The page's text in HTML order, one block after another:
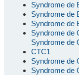
Syndrome de
Syndrome de
Syndrome de
Syndrome de
Syndrome de
CTC1
Syndrome de
Syndrome de